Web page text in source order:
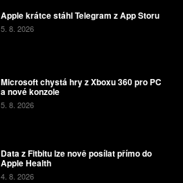
Apple krátce stáhl Telegram z App Storu
5. 8. 2026
Microsoft chystá hry z Xboxu 360 pro PC
a nové konzole
5. 8. 2026
Data z Fitbitu lze nově posílat přímo do
Apple Health
4. 8. 2026